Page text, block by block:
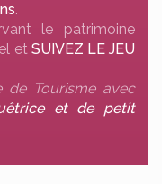
.
le patrimoine
et SUIVEZ LE JEU
de Tourisme avec
et de petit